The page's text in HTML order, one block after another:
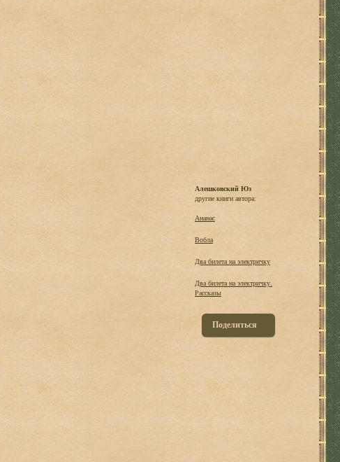
Алешковский Юз
другие книги автора:
Ананас
Вобла
Два билета на электричку
Два билета на электричку.
Рассказы
Поделиться